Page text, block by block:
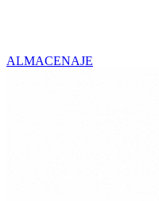
ALMACENAJE